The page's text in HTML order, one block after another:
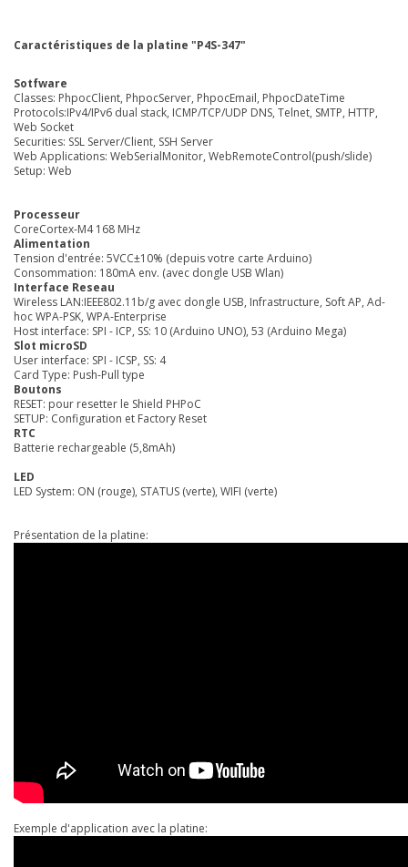
Caractéristiques de la platine "P4S-347"
Sotfware
Classes: PhpocClient, PhpocServer, PhpocEmail, PhpocDateTime
Protocols:IPv4/IPv6 dual stack, ICMP/TCP/UDP DNS, Telnet, SMTP, HTTP,
Web Socket
Securities: SSL Server/Client, SSH Server
Web Applications: WebSerialMonitor, WebRemoteControl(push/slide)
Setup: Web
Processeur
CoreCortex-M4 168 MHz
Alimentation
Tension d'entrée: 5VCC±10% (depuis votre carte Arduino)
Consommation: 180mA env. (avec dongle USB Wlan)
Interface Reseau
Wireless LAN:IEEE802.11b/g avec dongle USB, Infrastructure, Soft AP, Ad-
hoc WPA-PSK, WPA-Enterprise
Host interface: SPI - ICP, SS: 10 (Arduino UNO), 53 (Arduino Mega)
Slot microSD
User interface: SPI - ICSP, SS: 4
Card Type: Push-Pull type
Boutons
RESET: pour resetter le Shield PHPoC
SETUP: Configuration et Factory Reset
RTC
Batterie rechargeable (5,8mAh)
LED
LED System: ON (rouge), STATUS (verte), WIFI (verte)
Présentation de la platine:
Exemple d'application avec la platine: